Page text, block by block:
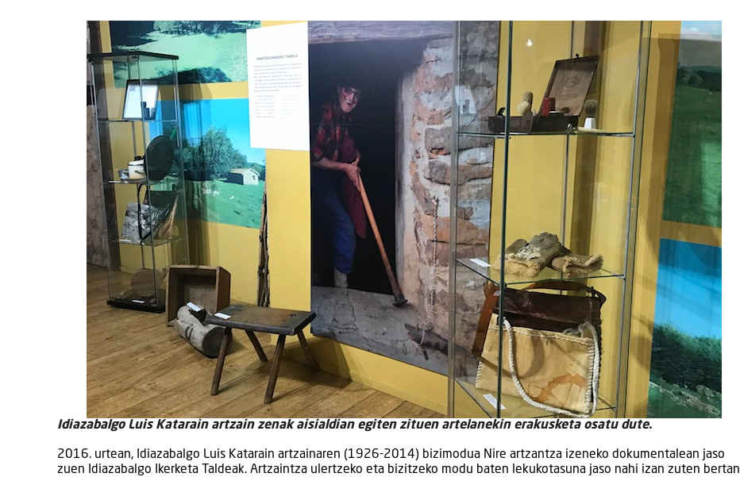
Idiazabalgo Luis Katarain artzain zenak aisialdian egiten zituen artelanekin erakusketa osatu dute.
2016. urtean, Idiazabalgo Luis Katarain artzainaren (1926-2014) bizimodua Nire artzantza izeneko dokumentalean jaso
zuen Idiazabalgo Ikerketa Taldeak. Artzaintza ulertzeko eta bizitzeko modu baten lekukotasuna jaso nahi izan zuten bertan